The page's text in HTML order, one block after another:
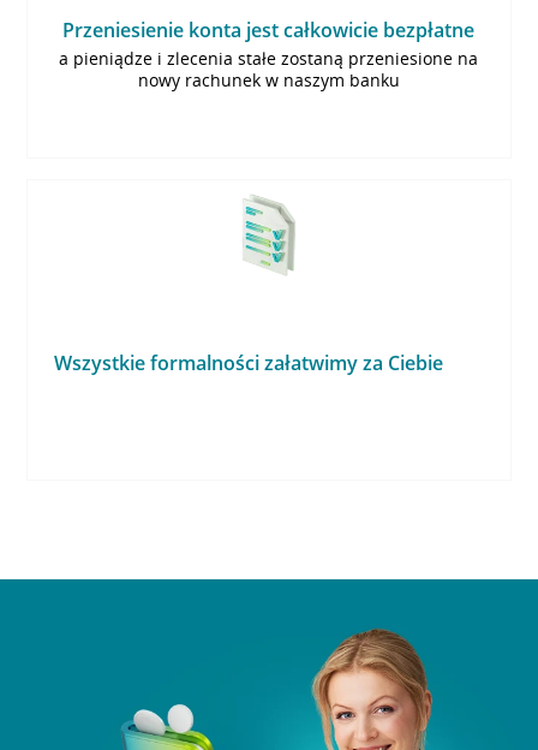
Przeniesienie konta jest całkowicie bezpłatne
a pieniądze i zlecenia stałe zostaną przeniesione na
nowy rachunek w naszym banku
Wszystkie formalności załatwimy za Ciebie